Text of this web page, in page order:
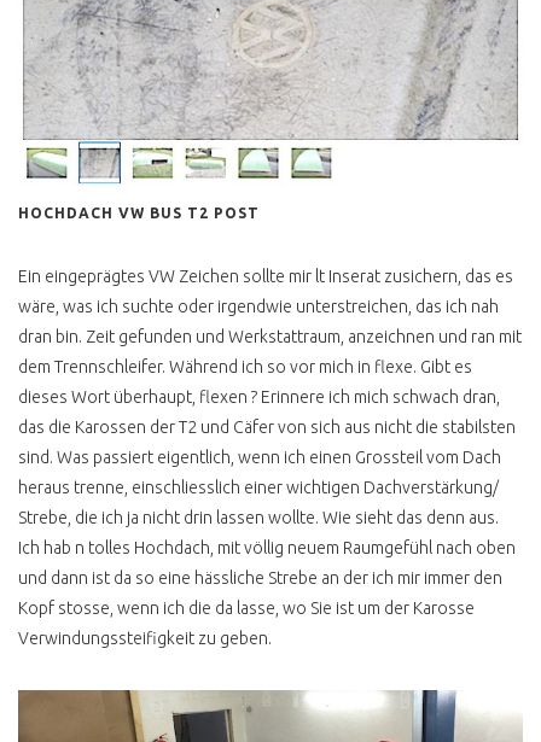
NORDERSTEDT
GARANTIE &
GEWÄHRLEISTUNG
BUNDESWEHR
RÜCKLÄUFER
DRECKIG & SPECKIG
HUNDEGERUCH
SCHWARZ GEMACHT
VW BUS VERKAUFEN
TECHNIK AHH JETZT JA
SYNCRO OHNE SPERREN
IST KEIN SYNCRO
HOCHDACH VW BUS T2 POST
Ein eingeprägtes VW Zeichen sollte mir lt Inserat zusichern, das es
wäre, was ich suchte oder irgendwie unterstreichen, das ich nah
dran bin. Zeit gefunden und Werkstattraum, anzeichnen und ran mit
dem Trennschleifer. Während ich so vor mich in flexe. Gibt es
dieses Wort überhaupt, flexen ? Erinnere ich mich schwach dran,
das die Karossen der T2 und Cäfer von sich aus nicht die stabilsten
sind. Was passiert eigentlich, wenn ich einen Grossteil vom Dach
heraus trenne, einschliesslich einer wichtigen Dachverstärkung/
Strebe, die ich ja nicht drin lassen wollte. Wie sieht das denn aus.
Ich hab n tolles Hochdach, mit völlig neuem Raumgefühl nach oben
und dann ist da so eine hässliche Strebe an der ich mir immer den
Kopf stosse, wenn ich die da lasse, wo Sie ist um der Karosse
Verwindungssteifigkeit zu geben.